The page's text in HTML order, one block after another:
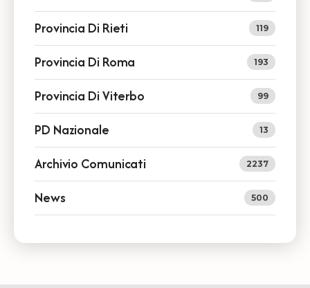
Provincia Di Rieti 119
Provincia Di Roma 193
Provincia Di Viterbo 99
PD Nazionale 13
Archivio Comunicati 2237
News 500